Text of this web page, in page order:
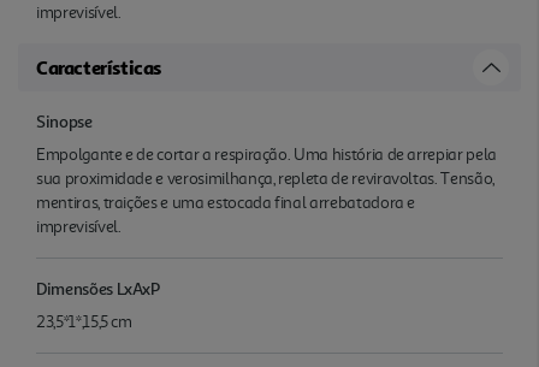
imprevisível.
Características
Sinopse
Empolgante e de cortar a respiração. Uma história de arrepiar pela
sua proximidade e verosimilhança, repleta de reviravoltas. Tensão,
mentiras, traições e uma estocada final arrebatadora e
imprevisível.
Dimensões LxAxP
23,5*1*,15,5 cm